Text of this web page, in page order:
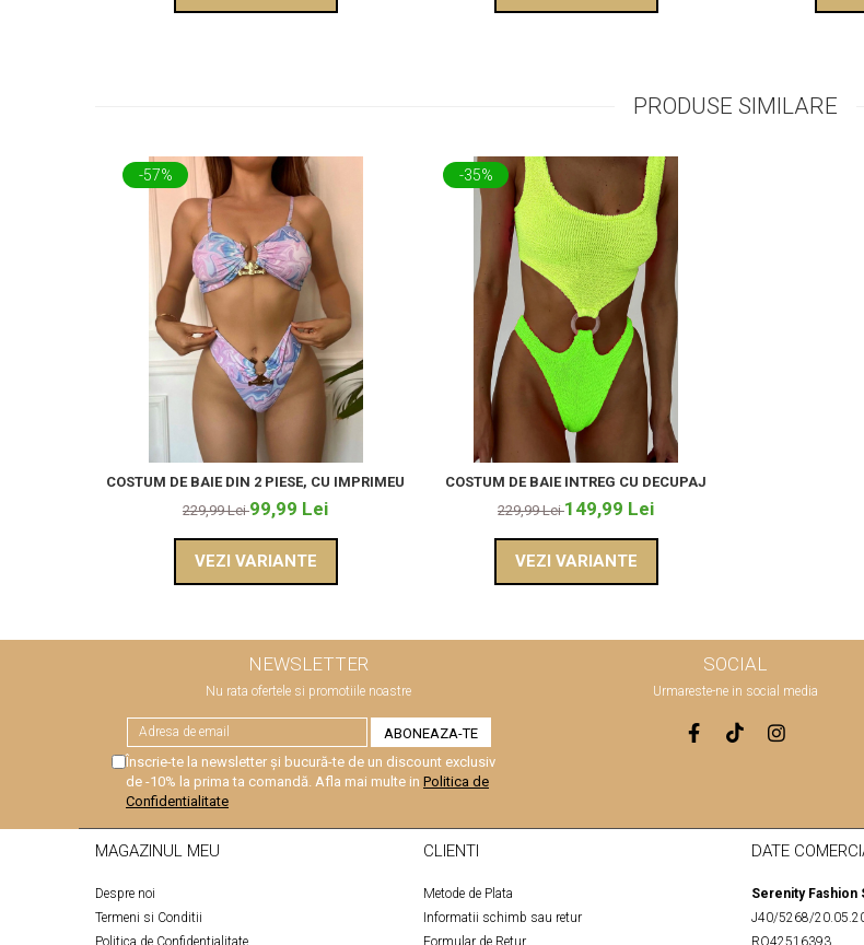
PRODUSE SIMILARE
-57%
COSTUM DE BAIE DIN 2 PIESE, CU IMPRIMEU
229,99 Lei99,99 Lei
VEZI VARIANTE
-35%
COSTUM DE BAIE INTREG CU DECUPAJ
229,99 Lei149,99 Lei
VEZI VARIANTE
NEWSLETTER
Nu rata ofertele si promotiile noastre
Înscrie-te la newsletter și bucură-te de un discount exclusiv
de -10% la prima ta comandă. Afla mai multe in Politica de
Confidentialitate
SOCIAL
Urmareste-ne in social media
MAGAZINUL MEU
Despre noi
Termeni si Conditii
Politica de Confidentialitate
CLIENTI
Metode de Plata
Informatii schimb sau retur
Formular de Retur
DATE
Serenity Fashion
J40/5268/
RO42516393